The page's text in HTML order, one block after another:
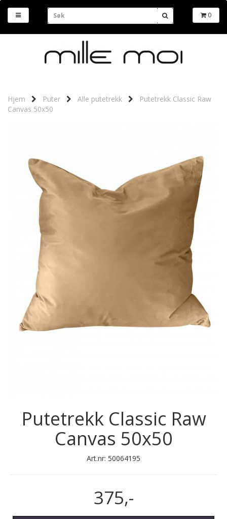
0
Hjem Puter Alle putetrekk
Putetrekk Classic Raw
Canvas 50x50
Putetrekk Classic Raw
Canvas 50x50
Art.nr: 50064195
375,-